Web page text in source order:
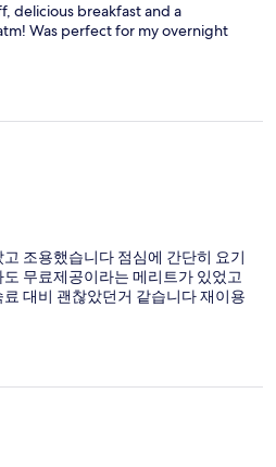
delicious breakfast and a
Was perfect for my overnight
조용했습니다 점심에 간단히 요기
무료제공이라는 메리트가 있었고
대비 괜찮았던거 같습니다 재이용